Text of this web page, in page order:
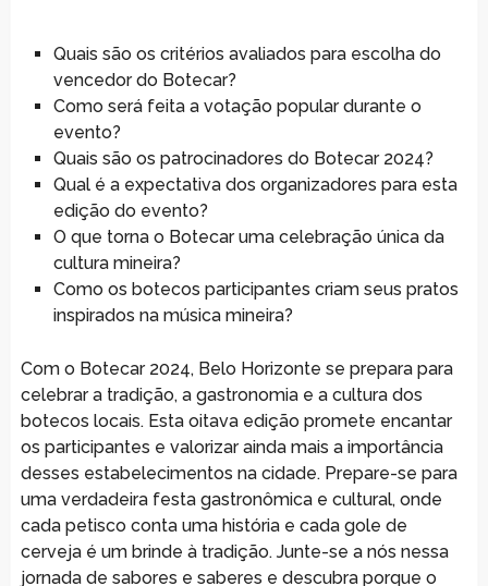
Quais são os critérios avaliados para escolha do
vencedor do Botecar?
Como será feita a votação popular durante o
evento?
Quais são os patrocinadores do Botecar 2024?
Qual é a expectativa dos organizadores para esta
edição do evento?
O que torna o Botecar uma celebração única da
cultura mineira?
Como os botecos participantes criam seus pratos
inspirados na música mineira?
Com o Botecar 2024, Belo Horizonte se prepara para
celebrar a tradição, a gastronomia e a cultura dos
botecos locais. Esta oitava edição promete encantar
os participantes e valorizar ainda mais a importância
desses estabelecimentos na cidade. Prepare-se para
uma verdadeira festa gastronômica e cultural, onde
cada petisco conta uma história e cada gole de
cerveja é um brinde à tradição. Junte-se a nós nessa
jornada de sabores e saberes e descubra porque o